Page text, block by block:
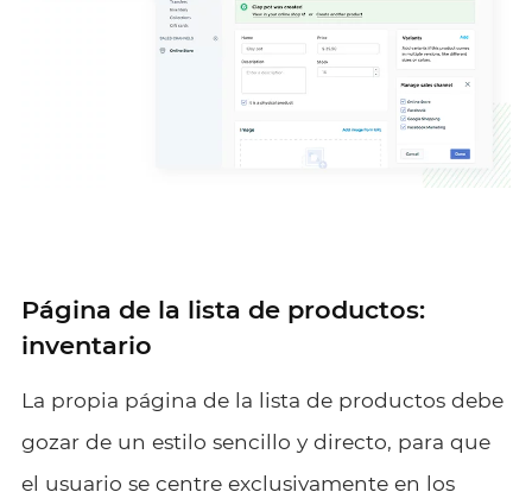
Página de la lista de productos:
inventario
La propia página de la lista de productos debe
gozar de un estilo sencillo y directo, para que
el usuario se centre exclusivamente en los